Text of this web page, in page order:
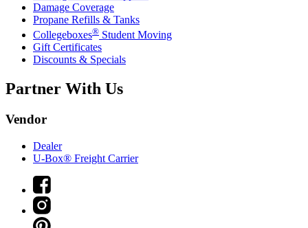
Damage Coverage
Propane Refills & Tanks
Collegeboxes® Student Moving
Gift Certificates
Discounts & Specials
Partner With Us
Vendor
Dealer
U-Box® Freight Carrier